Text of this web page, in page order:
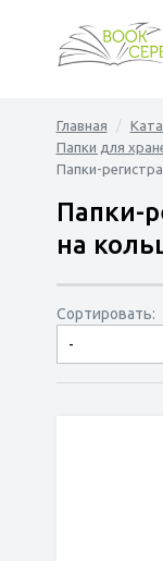
Главная
Папки для
Папки-
Папки-
на
Сортировать:
-
по дате
по
сначала
сначала